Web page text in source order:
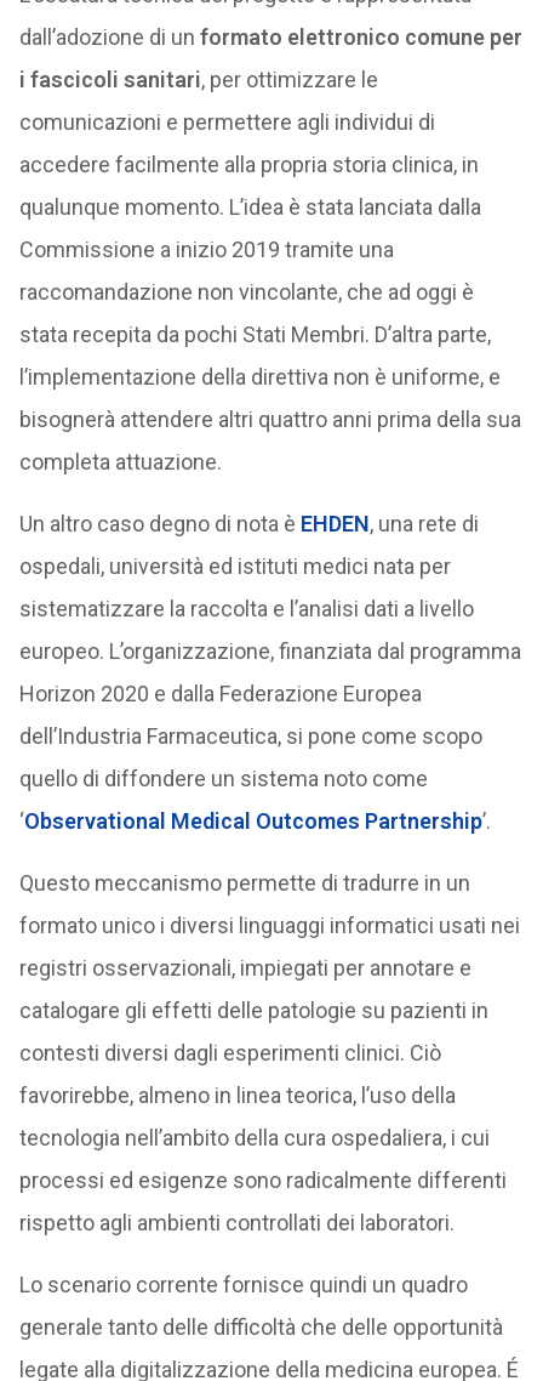
dall’adozione di un formato elettronico comune per
i fascicoli sanitari, per ottimizzare le
comunicazioni e permettere agli individui di
accedere facilmente alla propria storia clinica, in
qualunque momento. L’idea è stata lanciata dalla
Commissione a inizio 2019 tramite una
raccomandazione non vincolante, che ad oggi è
stata recepita da pochi Stati Membri. D’altra parte,
l’implementazione della direttiva non è uniforme, e
bisognerà attendere altri quattro anni prima della sua
completa attuazione.
Un altro caso degno di nota è EHDEN, una rete di
ospedali, università ed istituti medici nata per
sistematizzare la raccolta e l’analisi dati a livello
europeo. L’organizzazione, finanziata dal programma
Horizon 2020 e dalla Federazione Europea
dell’Industria Farmaceutica, si pone come scopo
quello di diffondere un sistema noto come
‘Observational Medical Outcomes Partnership’.
Questo meccanismo permette di tradurre in un
formato unico i diversi linguaggi informatici usati nei
registri osservazionali, impiegati per annotare e
catalogare gli effetti delle patologie su pazienti in
contesti diversi dagli esperimenti clinici. Ciò
favorirebbe, almeno in linea teorica, l’uso della
tecnologia nell’ambito della cura ospedaliera, i cui
processi ed esigenze sono radicalmente differenti
rispetto agli ambienti controllati dei laboratori.
Lo scenario corrente fornisce quindi un quadro
generale tanto delle difficoltà che delle opportunità
legate alla digitalizzazione della medicina europea. É